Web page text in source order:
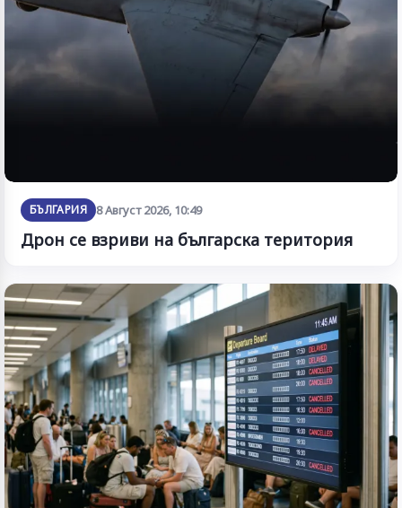
БЪЛГАРИЯ 8 Август 2026, 10:49
Дрон се взриви на българска територия